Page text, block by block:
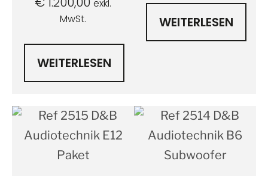
exkl.
MwSt.
WEITERLESEN
WEITERLESEN